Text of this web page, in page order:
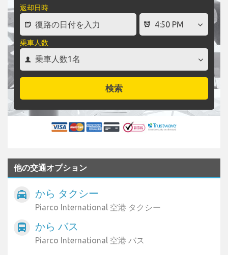
返却日時
乗車人数
検索
他の交通オプション
local_taxi から タクシー
Piarco International 空港 タクシー
directions_bus から バス
Piarco International 空港 バス